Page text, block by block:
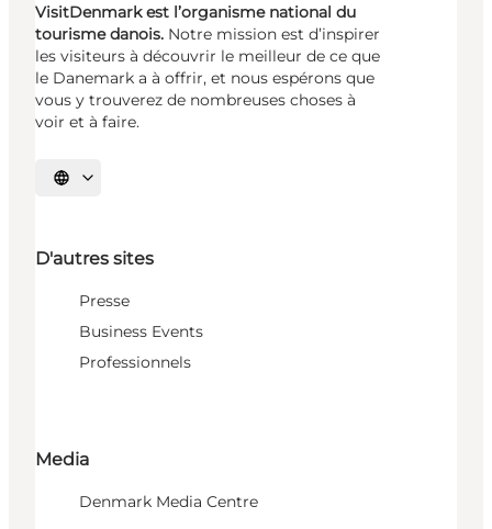
VisitDenmark est l’organisme national du
tourisme danois. Notre mission est d’inspirer
les visiteurs à découvrir le meilleur de ce que
le Danemark a à offrir, et nous espérons que
vous y trouverez de nombreuses choses à
voir et à faire.
Choisissez la langue
D'autres sites
Presse
Business Events
Professionnels
Media
Denmark Media Centre